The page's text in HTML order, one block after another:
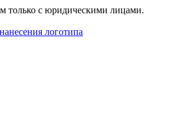
только с юридическими лицами.
логотипа